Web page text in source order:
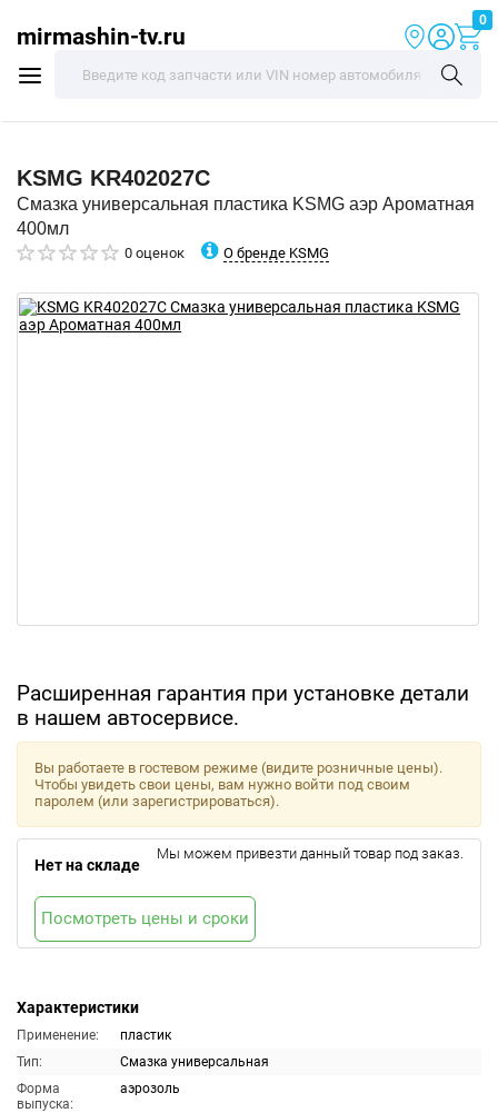
mirmashin-tv.ru
0
KSMG KR402027C
Смазка универсальная пластика KSMG аэр Ароматная
400мл
0 оценок О бренде KSMG
Расширенная гарантия при установке детали
в нашем автосервисе.
Характеристики
Применение:
пластик
Тип:
Смазка универсальная
Форма
выпуска:
аэрозоль
Вы работаете в гостевом режиме (видите розничные цены).
Чтобы увидеть свои цены, вам нужно войти под своим
паролем (или зарегистрироваться).
Нет на складе
Мы можем привезти данный товар под заказ.
Посмотреть цены и сроки